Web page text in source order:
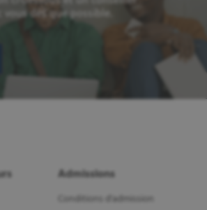
vous dès que possible.
Admissions
Conditions d'admission